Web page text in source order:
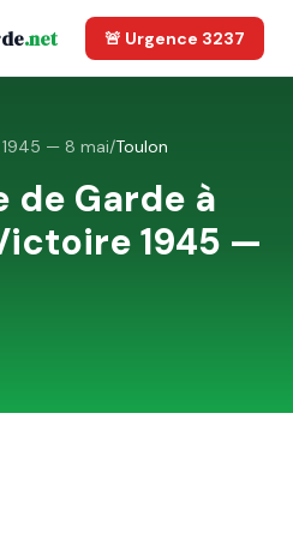
.net 🚨 Urgence 3237
— 8 mai/Toulon
de Garde à
1945 —